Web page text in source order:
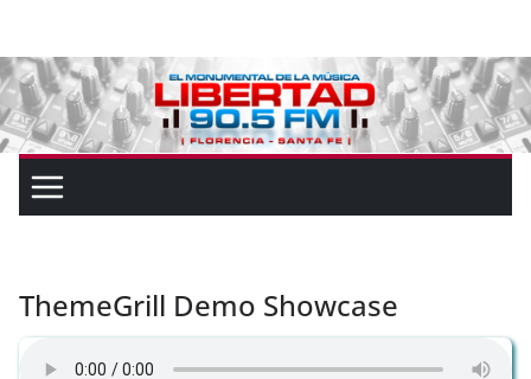
ThemeGrill Demo Showcase